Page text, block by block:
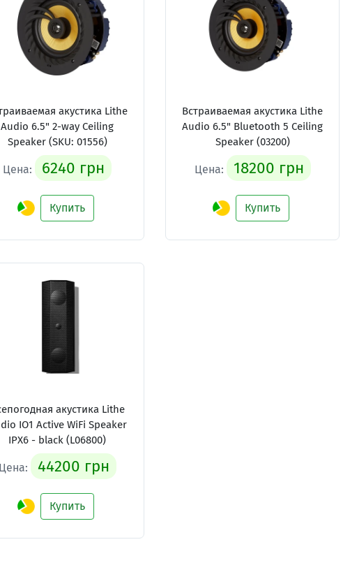
акустика Lithe
Audio 6.5" 2-way Ceiling
Speaker (SKU: 01556)
Цена: 6240 грн
Купить
Встраиваемая акустика Lithe
Audio 6.5" Bluetooth 5 Ceiling
Speaker (03200)
Цена: 18200 грн
Купить
акустика Lithe
IO1 Active WiFi Speaker
IPX6 - black (L06800)
Цена: 44200 грн
Купить